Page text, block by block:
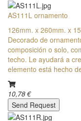
AS111L ornamento
126mm. x 260mm. x
Decorado de
composición o solo,
techo. Le ayudará a
elemento está hecho
10,78 €
Send Request